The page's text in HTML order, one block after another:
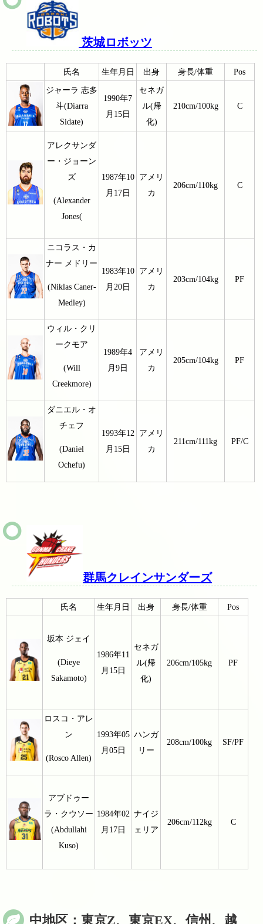
茨城ロボッツ
氏名 生年月日 出身 身長/体重 Pos
ジャーラ 志多
斗(Diarra
Sidate)
1990年7
月15日
セネガ
ル(帰
化)
210cm/100kg C
アレクサンダ
ー・ジョーン
ズ
(Alexander
Jones(
1987年10
月17日
アメリ
カ
206cm/110kg C
ニコラス・カ
ナー メドリー
(Niklas Caner-
Medley)
1983年10
月20日
アメリ
カ
203cm/104kg PF
ウィル・クリ
ークモア
(Will
Creekmore)
1989年4
月9日
アメリ
カ
205cm/104kg PF
ダニエル・オ
チェフ
(Daniel
Ochefu)
1993年12
月15日
アメリ
カ
211cm/111kg PF/C
群馬クレインサンダーズ
氏名 生年月日 出身 身長/体重 Pos
坂本 ジェイ
(Dieye
Sakamoto)
1986年11
月15日
セネガ
ル(帰
化)
206cm/105kg PF
ロスコ・アレ
ン
(Rosco Allen)
1993年05
月05日
ハンガ
リー
208cm/100kg SF/PF
アブドゥー
ラ・クウソー
(Abdullahi
Kuso)
1984年02
月17日
ナイジ
ェリア
206cm/112kg C
中地区：東京Z、東京EX、信州、越